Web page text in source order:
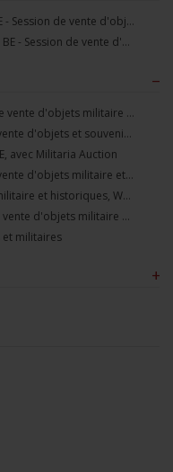
Session Mai-Juin 2026 - Grez-Doiceau, BE - Session de vente d'objets militaire et souvenirs historiques
Session Printemps 2026 - Grez-Doiceau, BE - Session de vente d'objets militaire et souvenirs historiques
–
Décembre 2025 - WAVRE, BE - Session de vente d'objets militaire et souvenirs historiques
Novembre 2025 - CAEN, FR, Session de vente d'objets et souvenirs militaires
avec Militaria Auction
Automne 2025 - WAVRE, BE, Session de vente d'objets militaire et souvenirs historiques
Juillet 2025 - Session de vente d'objets militaire et historiques, Wavre, BE
2025 - Été 2025 - WAVRE, BE - Session de vente d'objets militaire et souvenirs historiques
et militaires
+